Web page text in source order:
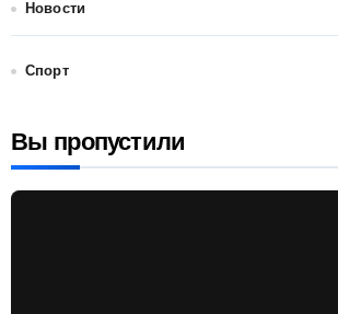
Новости
Спорт
Вы пропустили